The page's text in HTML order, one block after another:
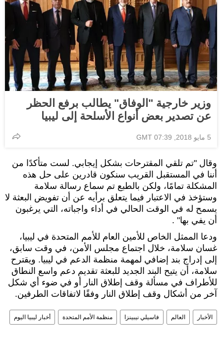
وزير خارجية "الوفاق" يطالب برفع الحظر
عن تصدير بعض أنواع الأسلحة إلى ليبيا
5 مايو 2018, 07:39 GMT
وقال "تم تلقي المقترحات بشكل إيجابي. لست متأكدًا من
أننا في المستقبل القريب سنكون قادرين على حل هذه
المشكلة تمامًا، ولكن بالطبع تم سماع رسالة سلامة
وستؤخذ في الاعتبار فيما يتعلق برأيه عن أن تفويض البعثة لا
يسمح له في الوقت الحالي في أداء واجباته، التي يرغبون
أن يفي بها" .
ودعا الممثل الخاص للأمين العام للأمم المتحدة في ليبيا،
غسان سلامة، خلال اجتماع مجلس الأمن، في وقت سابق،
إلى إدراج بند إضافي لمهمة منظمة الدعم في ليبيا. ويقترح
سلامة، أن يتيح البند الجديد للبعثة تقديم دعم واسع النطاق
للأطراف في مسألة وقف إطلاق النار أو في ضوء أي شكل
آخر من أشكال وقف إطلاق النار وفقًا لاتفاقات الطرفين.
الأخبار العالم فاسيلي نيبينزا منظمة الأمم المتحدة أخبار ليبيا اليوم